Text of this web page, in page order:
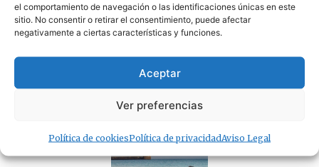
el comportamiento de navegación o las identificaciones únicas en este
sitio. No consentir o retirar el consentimiento, puede afectar
negativamente a ciertas características y funciones.
Aceptar
Ver preferencias
Política de cookiesPolítica de privacidadAviso Legal
«Un día maravilloso en Tarifa»